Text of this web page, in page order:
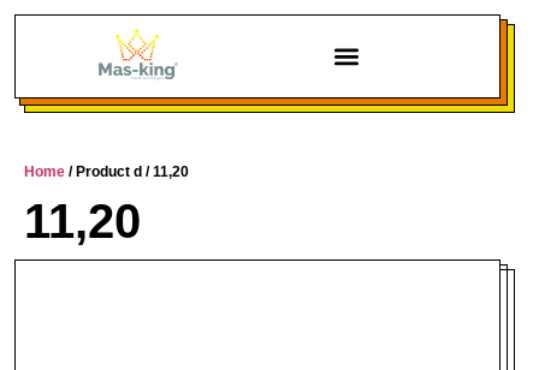
Home / Product d / 11,20
11,20